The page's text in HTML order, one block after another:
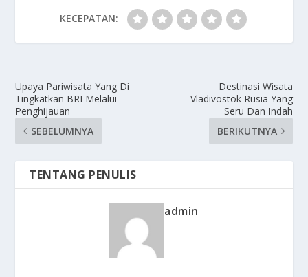
KECEPATAN:
Upaya Pariwisata Yang Di
Tingkatkan BRI Melalui
Penghijauan
SEBELUMNYA
Destinasi Wisata
Vladivostok Rusia Yang
Seru Dan Indah
BERIKUTNYA
TENTANG PENULIS
admin